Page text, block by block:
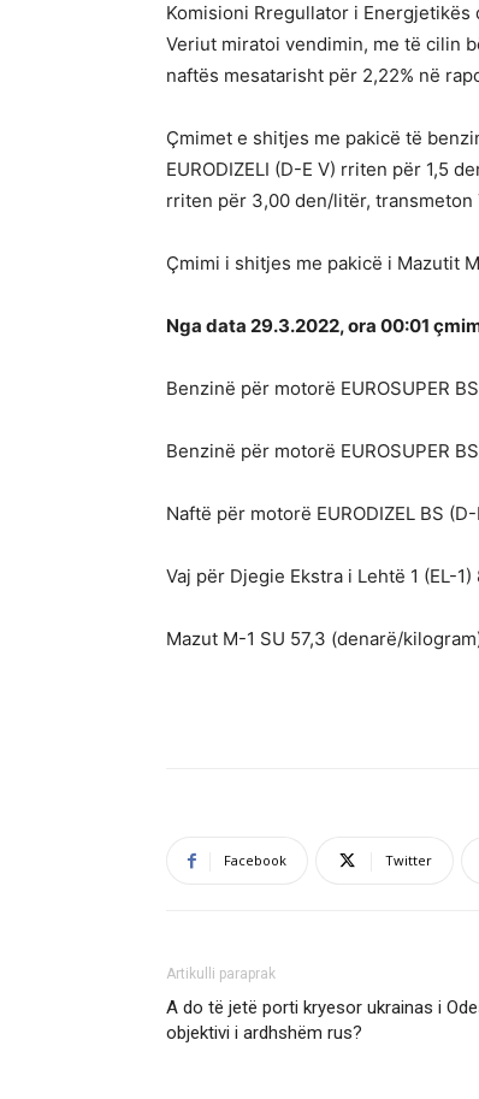
Komisioni Rregullator i
Veriut miratoi vendimin, me të cilin
naftës mesatarisht për 2,22% në
Çmimet e shitjes me pakicë të
ЕURODIZELI (D-Е V) rriten për 1,5
rriten për 3,00 den/litër, transmeton
Çmimi i shitjes me pakicë i Мazutit
Nga data 29.3.2022, ora 00:01
Benzinë për motorë EUROSUPER
Benzinë për motorë EUROSUPER
Naftë për motorë EURODIZEL BS
Vaj për Djegie Ekstra i Lehtë 1 (EL-
Mazut М-1 SU 57,3 (denarë/
Facebook Twitter
Artikulli paraprak
A do të jetë porti kryesor ukrainas i
objektivi i ardhshëm rus?